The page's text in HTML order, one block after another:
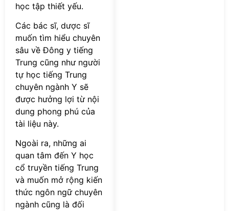
học tập thiết yếu.
Các bác sĩ, dược sĩ
muốn tìm hiểu chuyên
sâu về Đông y tiếng
Trung cũng như người
tự học tiếng Trung
chuyên ngành Y sẽ
được hưởng lợi từ nội
dung phong phú của
tài liệu này.
Ngoài ra, những ai
quan tâm đến Y học
cổ truyền tiếng Trung
và muốn mở rộng kiến
thức ngôn ngữ chuyên
ngành cũng là đối